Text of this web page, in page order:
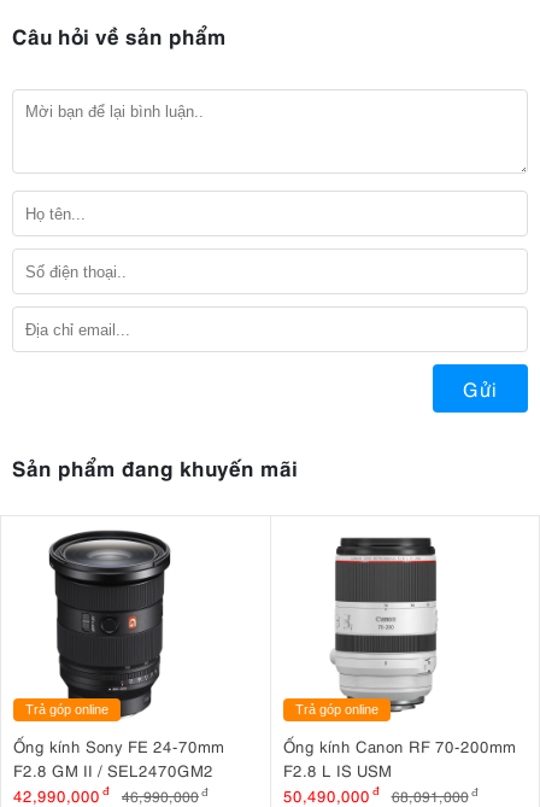
Câu hỏi về sản phẩm
Gửi
Sản phẩm đang khuyến mãi
Trả góp online
Ống kính Sony FE 24-70mm
F2.8 GM II / SEL2470GM2
42,990,000 đ 46,990,000đ
Trả góp online
Ống kính Canon RF 70-200mm
F2.8 L IS USM
50,490,000 đ 68,091,000 đ